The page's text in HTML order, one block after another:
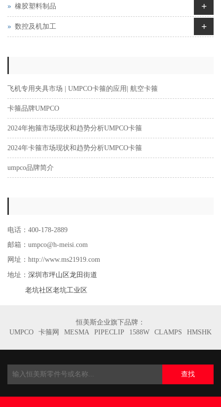
橡胶塑料制品 +
数控及机加工 +
飞机专用夹具市场 | UMPCO卡箍的应用| 航空卡箍
卡箍品牌UMPCO
2024年抱箍市场现状和趋势分析UMPCO卡箍
2024年卡箍市场现状和趋势分析UMPCO卡箍
umpco品牌简介
电话：400-178-2889
邮箱：umpco@h-meisi.com
网址：http://www.ms21919.com
地址： 深圳市坪山区龙田街道
老坑社区老坑工业区
恒美斯企业旗下品牌：
UMPCO
卡箍网 MESMA PIPECLIP 1588W CLAMPS HMSHK
查找